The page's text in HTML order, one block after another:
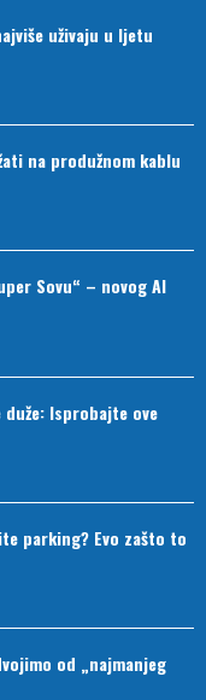
uživaju u ljetu
na produžnom kablu
Sovu“ – novog AI
duže: Isprobajte ove
parking? Evo zašto to
od „najmanjeg